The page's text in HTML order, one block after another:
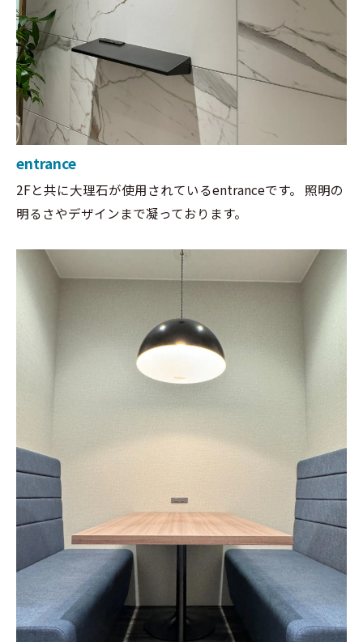
entrance
2Fと共に大理石が使用されているentranceです。 照明の
明るさやデザインまで凝っております。